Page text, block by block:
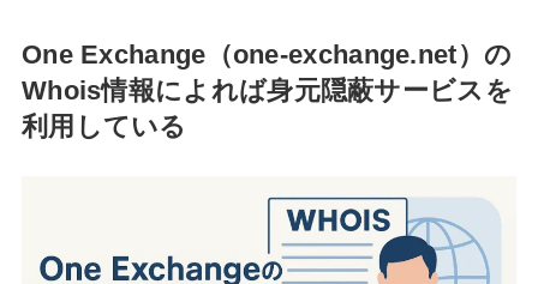
One Exchange（one-exchange.net）の
Whois情報によれば身元隠蔽サービスを
利用している